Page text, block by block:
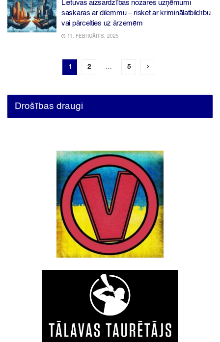
Lietuvas aizsardzības nozares uzņēmumi
saskaras ar dilemmu – riskēt ar kriminālatbildību
vai pārcelties uz ārzemēm
11. FEBRUĀRIS, 2025
1 2 5
Drošības draugi